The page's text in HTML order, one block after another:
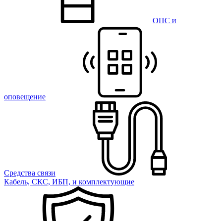
ОПС и
оповещение
Средства связи
Кабель, СКС, ИБП, и комплектующие